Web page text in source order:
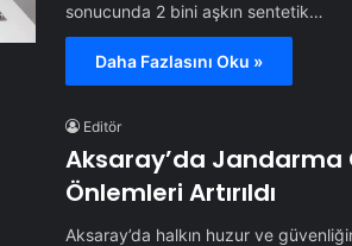
sonucunda 2 bini aşkın sentetik…
Daha Fazlasını Oku »
Editör
Aksaray’da Jandarma
Önlemleri Artırıldı
Aksaray’da halkın huzur ve